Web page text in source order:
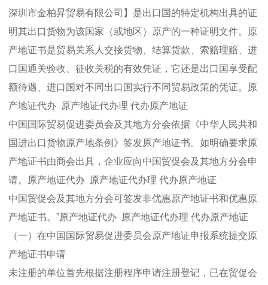
深圳市金柏昇贸易有限公司】是出口国的特定机构出具的证
明其出口货物为该国家（或地区）原产的一种证明文件。原
产地证书是贸易关系人交接货物、结算货款、索赔理赔、进
口国通关验收、征收关税的有效凭证，它还是出口国享受配
额待遇、进口国对不同出口国实行不同贸易政策的凭证。原
产地证代办 原产地证代办理 代办原产地证
中国国际贸易促进委员会及其地方分会依据《中华人民共和
国进出口货物原产地条例》签发原产地证书。如明确要求原
产地证书由商会出具，企业应向中国贸促会及其地方分会申
请。原产地证代办 原产地证代办理 代办原产地证
中国贸促会及其地方分会可签发非优惠原产地证书和优惠原
产地证书。”原产地证代办 原产地证代办理 代办原产地证
（一）在中国国际贸易促进委员会原产地证申报系统提交原
产地证书申请
未注册的单位首先根据注册程序申请注册登记，已在贸促会